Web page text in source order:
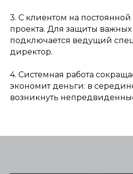
3. С клиентом на
проекта. Для защиты важных
подключается ведущий
директор.
4. Системная работа
экономит деньги: в
возникнуть